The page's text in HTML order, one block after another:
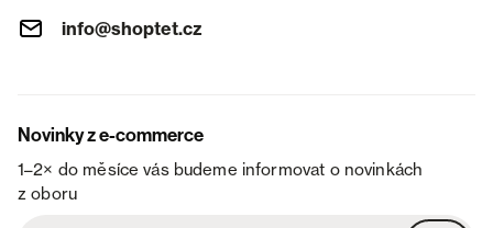
info@shoptet.cz
Novinky z e-commerce
1–2× do měsíce vás budeme informovat o novinkách
z oboru